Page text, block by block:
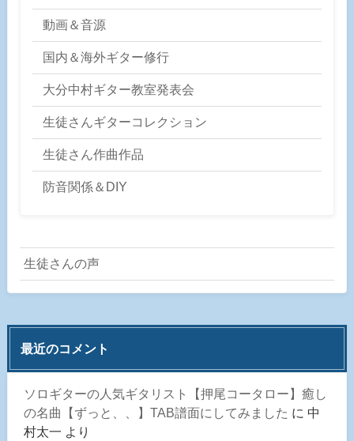
動画＆音源
国内＆海外ギター修行
大分中村ギター教室発表会
生徒さんギターコレクション
生徒さん作曲作品
防音関係＆DIY
生徒さんの声
最近のコメント
ソロギターの人気ギタリスト【押尾コータロー】癒し
の名曲【ずっと、、】TAB譜面にしてみました に 中
村太一 より